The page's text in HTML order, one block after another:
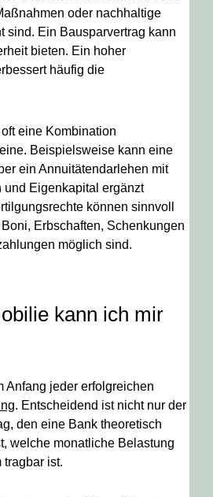
oder nachhaltige
sind. Ein Bausparvertrag kann
bieten. Ein hoher
häufig die
eine Kombination
Beispielsweise kann eine
ein Annuitätendarlehen mit
und Eigenkapital ergänzt
können sinnvoll
Erbschaften, Schenkungen
möglich sind.
kann ich mir
Anfang jeder erfolgreichen
. Entscheidend ist nicht nur der
den eine Bank theoretisch
welche monatliche Belastung
tragbar ist.